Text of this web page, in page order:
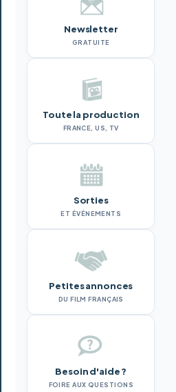
Newsletter
GRATUITE
Toute la production
FRANCE, US, TV
Sorties
ET ÉVÉNEMENTS
Petites annonces
DU FILM FRANÇAIS
Besoin d'aide ?
FOIRE AUX QUESTIONS